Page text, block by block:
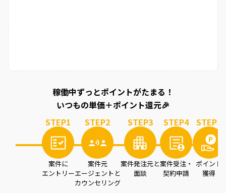
稼働中ずっとポイントがたまる！
いつもの単価＋ポイント還元🎉
STEP1
案件に
エントリー
STEP2
案件元
エージェントと
カウンセリング
STEP3
案件発注元と
面談
STEP4
案件受注・
契約申請
STEP5
ポイント
獲得